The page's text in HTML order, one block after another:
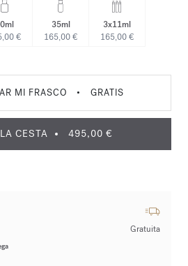
€
35ml
165,00 €
3x11ml
165,00 €
MI FRASCO • GRATIS
CESTA 495,00 €
Gratuita